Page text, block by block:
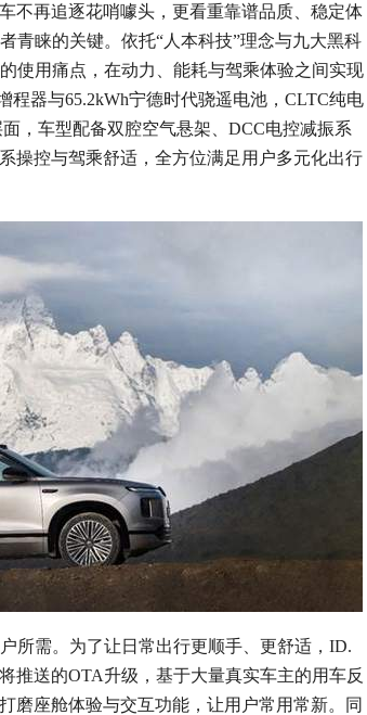
不再追逐花哨噱头，更看重靠谱品质、稳定体
青睐的关键。依托“人本科技”理念与九大黑科
使用痛点，在动力、能耗与驾乘体验之间实现
程器与65.2kWh宁德时代骁遥电池，CLTC纯电
，车型配备双腔空气悬架、DCC电控减振系
操控与驾乘舒适，全方位满足用户多元化出行
所需。为了让日常出行更顺手、更舒适，ID.
推送的OTA升级，基于大量真实车主的用车反
磨座舱体验与交互功能，让用户常用常新。同